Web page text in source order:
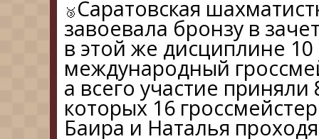
Саратовская
завоевала бронзу в
в этой же дисциплине
международный
а всего участие
которых 16
Баира и Наталья